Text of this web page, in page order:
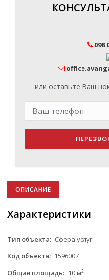
098
или оставьте Ваш
ОПИСАНИЕ
Характеристики
Тип объекта: Сфера услуг
Код объекта: 1596007
Общая площадь: 10 м2